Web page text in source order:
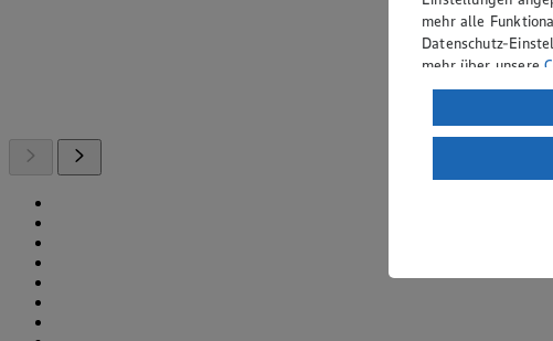
mehr alle
Datenschutz-
mehr über unsere
Verarbeitung
Wenn du auf
ein, dass deine
einem nach
Risiko eines